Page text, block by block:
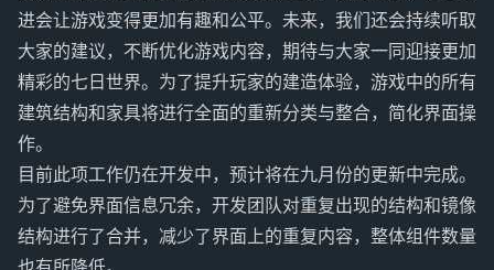
进会让游戏变得更加有趣和公平。未来，我们还会持续听取
大家的建议，不断优化游戏内容，期待与大家一同迎接更加
精彩的七日世界。为了提升玩家的建造体验，游戏中的所有
建筑结构和家具将进行全面的重新分类与整合，简化界面操
作。
目前此项工作仍在开发中，预计将在九月份的更新中完成。
为了避免界面信息冗余，开发团队对重复出现的结构和镜像
结构进行了合并，减少了界面上的重复内容，整体组件数量